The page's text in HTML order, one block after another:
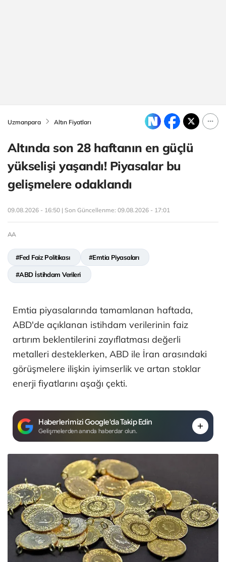
Uzmanpara Altın Fiyatları
Altında son 28 haftanın en güçlü
yükselişi yaşandı! Piyasalar bu
gelişmelere odaklandı
09.08.2026 - 16:50 | Son Güncellenme: 09.08.2026 - 17:01
AA
#Fed Faiz Politikası #Emtia Piyasaları
#ABD İstihdam Verileri
Emtia piyasalarında tamamlanan haftada,
ABD'de açıklanan istihdam verilerinin faiz
artırım beklentilerini zayıflatması değerli
metalleri desteklerken, ABD ile İran arasındaki
görüşmelere ilişkin iyimserlik ve artan stoklar
enerji fiyatlarını aşağı çekti.
Haberlerimizi Google'da Takip Edin
Gelişmelerden anında haberdar olun.